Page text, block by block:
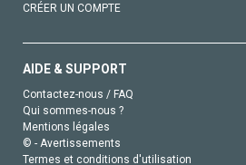
CRÉER UN COMPTE
AIDE & SUPPORT
Contactez-nous / FAQ
Qui sommes-nous ?
Mentions légales
© - Avertissements
Termes et conditions d'utilisation